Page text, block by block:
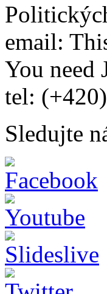
email:
You need
tel:
Sledujte